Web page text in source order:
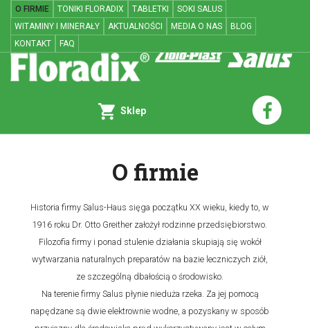
Sklep
O FIRMIE TONIKI FLORADIX TABLETKI
SOKI SALUS
WITAMINY I MINERAŁY
AKTUALNOŚCI MEDIA O NAS
BLOG
KONTAKT
FAQ
O firmie
Historia firmy Salus-Haus sięga początku XX wieku, kiedy to, w
1916 roku Dr. Otto Greither założył rodzinne przedsiębiorstwo.
Filozofia firmy i ponad stulenie działania skupiają się wokół
wytwarzania naturalnych preparatów na bazie leczniczych ziół,
ze szczególną dbałością o środowisko.
Na terenie firmy Salus płynie nieduża rzeka. Za jej pomocą
napędzane są dwie elektrownie wodne, a pozyskany w sposób